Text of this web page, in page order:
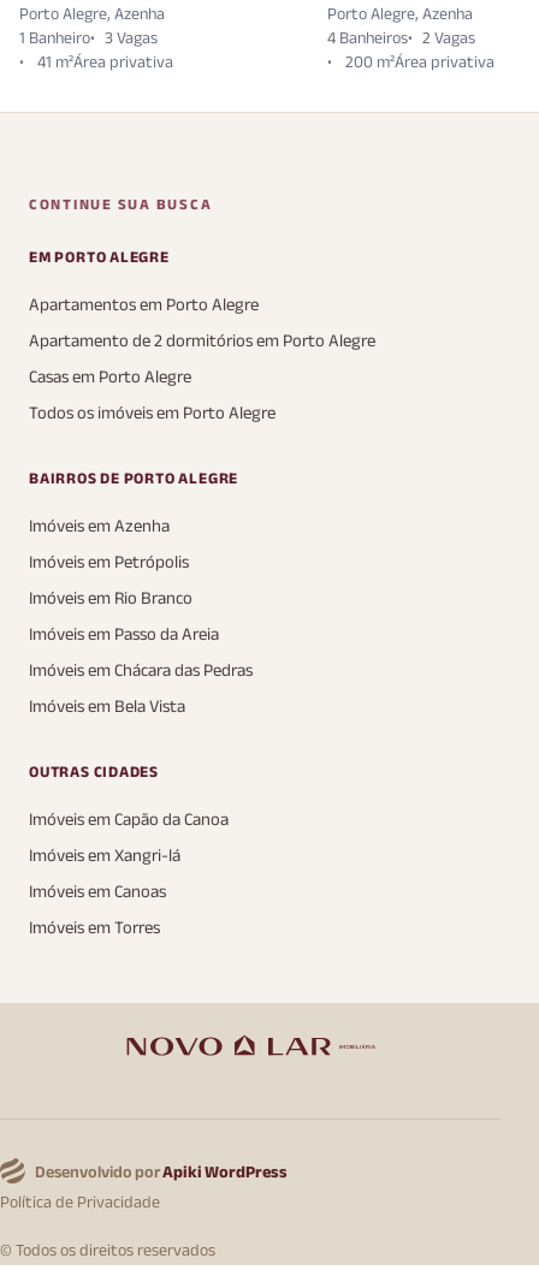
Porto Alegre, Azenha
1 Banheiro
3 Vagas
41 m²
Porto Alegre, Azenha
4 Banheiros
2 Vagas
200 m²
CONTINUE SUA BUSCA
EM PORTO ALEGRE
Apartamentos em Porto Alegre
Apartamento de 2 dormitórios em Porto Alegre
Casas em Porto Alegre
Todos os imóveis em Porto Alegre
BAIRROS DE PORTO ALEGRE
Imóveis em Azenha
Imóveis em Petrópolis
Imóveis em Rio Branco
Imóveis em Passo da Areia
Imóveis em Chácara das Pedras
Imóveis em Bela Vista
OUTRAS CIDADES
Imóveis em Capão da Canoa
Imóveis em Xangri-lá
Imóveis em Canoas
Imóveis em Torres
Desenvolvido porApiki WordPress
Política de Privacidade
© Todos os direitos reservados